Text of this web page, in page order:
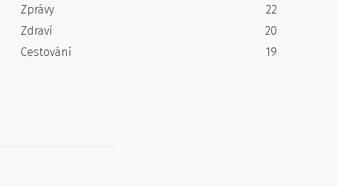
Zprávy
22
Zdraví
20
Cestování
19